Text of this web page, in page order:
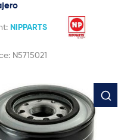
NIPPARTS
N5715021